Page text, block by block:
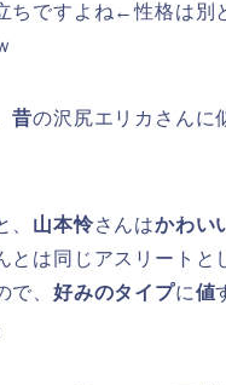
ちですよね←性格は別
昔の沢尻エリカさんに
、 山本怜さんはかわい
とは同じアスリートと
で、 好みのタイプに値